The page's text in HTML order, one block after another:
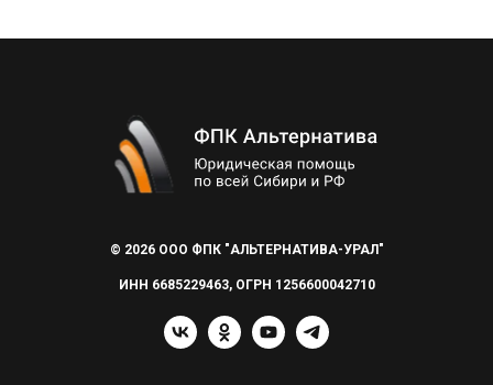
© 2026 ООО ФПК "АЛЬТЕРНАТИВА-УРАЛ"
ИНН 6685229463, ОГРН 1256600042710